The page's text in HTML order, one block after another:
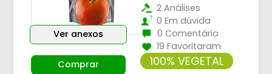
Ver anexos
Comprar
2 Análises
0 Em dúvida
0 Comentário
19 Favoritaram
100% VEGETAL